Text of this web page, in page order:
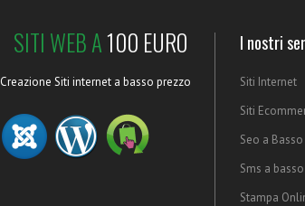
SITI WEB A100 EURO
Creazione Siti internet a basso prezzo
I nostri
Siti Internet
Siti
Seo a
Sms a
Stampa